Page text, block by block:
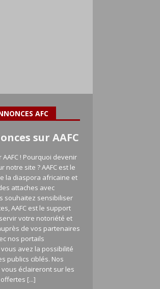
AFC
sur AAFC
! Pourquoi devenir
notre site ? AAFC est le
la diaspora africaine et
attaches avec
souhaitez sensibiliser
AAFC est le support
votre notoriété et
de vos partenaires
nos portails
avez la possibilité
publics ciblés. Nos
vous éclaireront sur les
[...]